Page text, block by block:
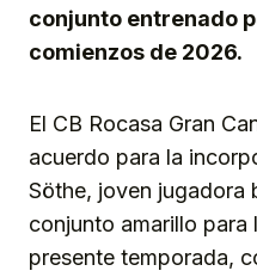
conjunto entrenado
comienzos de 2026.
El CB Rocasa Gran
acuerdo para la
Söthe, joven jugadora
conjunto amarillo para
presente temporada,